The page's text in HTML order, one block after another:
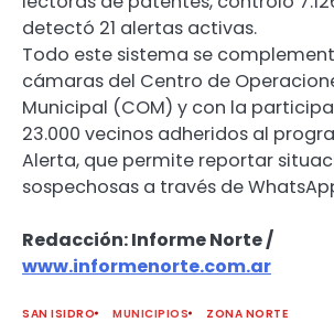
detectó 21 alertas activas.
Todo este sistema se
cámaras del Centro de
Municipal (COM) y con la
23.000 vecinos adheridos al
Alerta, que permite reportar
sospechosas a través de
Redacción: Informe Norte /
www.informenorte.com.ar
SAN ISIDRO MUNICIPIOS
ZONA NORTE